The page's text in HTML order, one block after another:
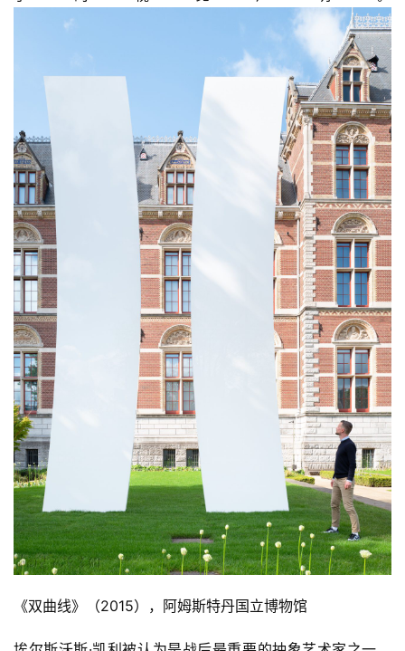
书
欣
赏
砚
边
夜
话
美
术
图
库
容
易
寫
錯
用
錯
繁
《双曲线》（2015），阿姆斯特丹国立博物馆